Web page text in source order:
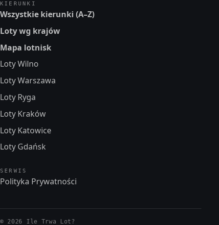
KIERUNKI
Wszystkie kierunki (A–Z)
Loty wg krajów
Mapa lotnisk
Loty Wilno
Loty Warszawa
Loty Ryga
Loty Kraków
Loty Katowice
Loty Gdańsk
SERWIS
Polityka Prywatności
© 2026 Ile Trwa Lot?